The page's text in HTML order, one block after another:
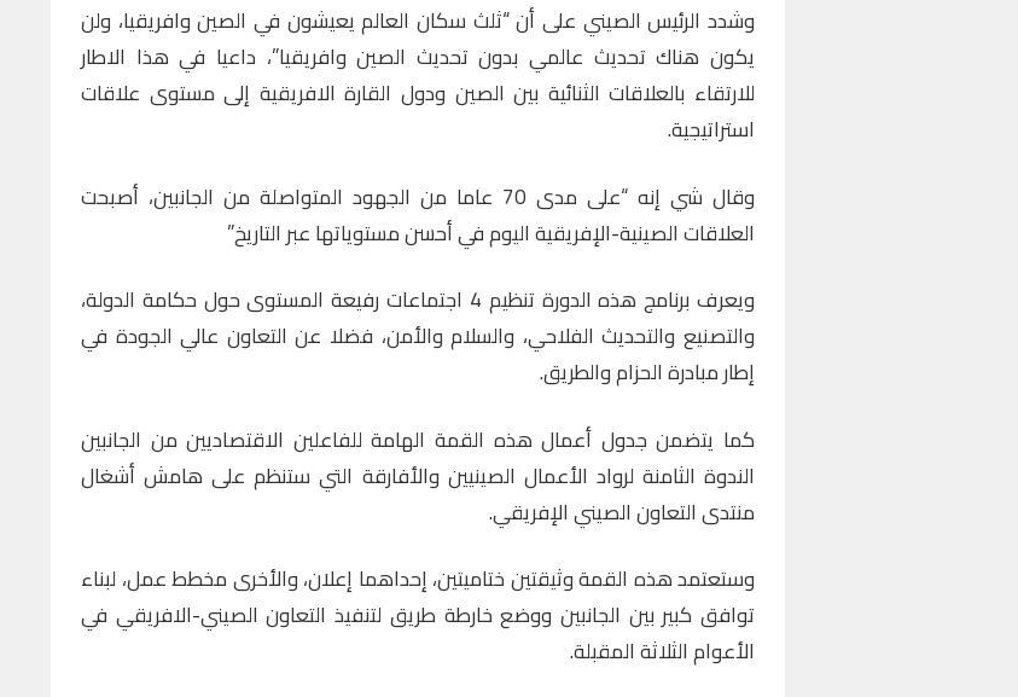
وشدد الرئيس الصيني على أن “ثلث سكان العالم يعيشون في الصين وافريقيا، ولن
يكون هناك تحديث عالمي بدون تحديث الصين وافريقيا”، داعيا في هذا الاطار
للارتقاء بالعلاقات الثنائية بين الصين ودول القارة الافريقية إلى مستوى علاقات
استراتيجية.
وقال شي إنه “على مدى 70 عاما من الجهود المتواصلة من الجانبين، أصبحت
العلاقات الصينية-الإفريقية اليوم في أحسن مستوياتها عبر التاريخ”
ويعرف برنامج هذه الدورة تنظيم 4 اجتماعات رفيعة المستوى حول حكامة الدولة،
والتصنيع والتحديث الفلاحي، والسلام والأمن، فضلا عن التعاون عالي الجودة في
إطار مبادرة الحزام والطريق.
كما يتضمن جدول أعمال هذه القمة الهامة للفاعلين الاقتصاديين من الجانبين
الندوة الثامنة لرواد الأعمال الصينيين والأفارقة التي ستنظم على هامش أشغال
منتدى التعاون الصيني الإفريقي.
وستعتمد هذه القمة وثيقتين ختاميتين، إحداهما إعلان، والأخرى مخطط عمل، لبناء
توافق كبير بين الجانبين ووضع خارطة طريق لتنفيذ التعاون الصيني-الافريقي في
الأعوام الثلاثة المقبلة.